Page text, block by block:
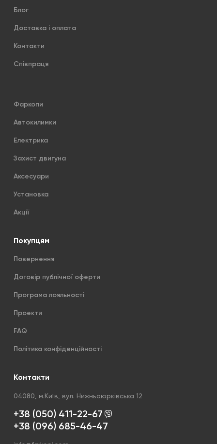
Блог
Доставка і оплата
Контакти
Співпраця
Фаркопи
Автокилимки
Електрика
Захист двигуна
Аксесуари
Установка
Акції
Покупцям
Повернення
Договір публічної оферти
Програма лояльності
Проекти
FAQ
Політика конфіденційності
Контакти
04080, м.Київ, вул. Нижньоюрківська 12
+38 (050) 411-22-67
+38 (096) 685-46-47